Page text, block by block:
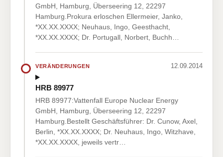
GmbH, Hamburg, Überseering 12, 22297
Hamburg.Prokura erloschen Ellermeier, Janko,
*XX.XX.XXXX; Neuhaus, Ingo, Geesthacht,
*XX.XX.XXXX; Dr. Portugall, Norbert, Buchh…
VERÄNDERUNGEN 12.09.2014
HRB 89977
HRB 89977:Vattenfall Europe Nuclear Energy
GmbH, Hamburg, Überseering 12, 22297
Hamburg.Bestellt Geschäftsführer: Dr. Cunow, Axel,
Berlin, *XX.XX.XXXX; Dr. Neuhaus, Ingo, Witzhave,
*XX.XX.XXXX, jeweils vertr…